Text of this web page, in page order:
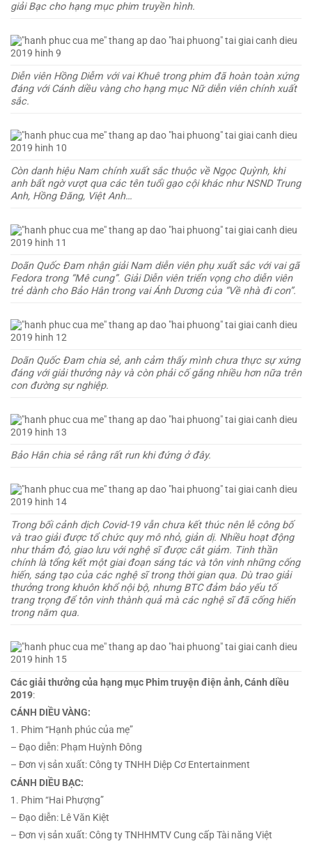
giải Bạc cho hạng mục phim truyền hình.
Diễn viên Hồng Diễm với vai Khuê trong phim đã hoàn toàn xứng
đáng với Cánh diều vàng cho hạng mục Nữ diễn viên chính xuất
sắc.
Còn danh hiệu Nam chính xuất sắc thuộc về Ngọc Quỳnh, khi
anh bất ngờ vượt qua các tên tuổi gạo cội khác như NSND Trung
Anh, Hồng Đăng, Việt Anh…
Doãn Quốc Đam nhận giải Nam diễn viên phụ xuất sắc với vai gã
Fedora trong “Mê cung”. Giải Diễn viên triển vọng cho diễn viên
trẻ dành cho Bảo Hân trong vai Ánh Dương của “Về nhà đi con”.
Doãn Quốc Đam chia sẻ, anh cảm thấy mình chưa thực sự xứng
đáng với giải thưởng này và còn phải cố gắng nhiều hơn nữa trên
con đường sự nghiệp.
Bảo Hân chia sẻ rằng rất run khi đứng ở đây.
Trong bối cảnh dịch Covid-19 vẫn chưa kết thúc nên lễ công bố
và trao giải được tổ chức quy mô nhỏ, giản dị. Nhiều hoạt động
như thảm đỏ, giao lưu với nghệ sĩ được cắt giảm. Tinh thần
chính là tổng kết một giai đoạn sáng tác và tôn vinh những cống
hiến, sáng tạo của các nghệ sĩ trong thời gian qua. Dù trao giải
thưởng trong khuôn khổ nội bộ, nhưng BTC đảm bảo yếu tố
trang trọng để tôn vinh thành quả mà các nghệ sĩ đã cống hiến
trong năm qua.
Các giải thưởng của hạng mục Phim truyện điện ảnh, Cánh diều
2019:
CÁNH DIỀU VÀNG:
1. Phim “Hạnh phúc của mẹ”
– Đạo diễn: Phạm Huỳnh Đông
– Đơn vị sản xuất: Công ty TNHH Diệp Cơ Entertainment
CÁNH DIỀU BẠC:
1. Phim “Hai Phượng”
– Đạo diễn: Lê Văn Kiệt
– Đơn vị sản xuất: Công ty TNHHMTV Cung cấp Tài năng Việt